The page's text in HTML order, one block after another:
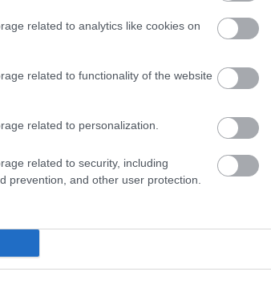
related to analytics like cookies on
related to functionality of the website
related to personalization.
related to security, including
prevention, and other user protection.
Brojboiu, dramaturgja Kali
Groza, a digitális grafikát